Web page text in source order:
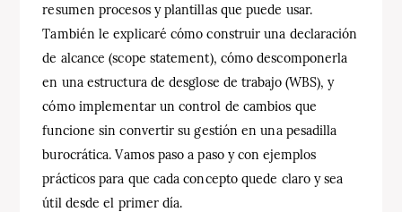
resumen procesos y plantillas que puede usar.
También le explicaré cómo construir una declaración
de alcance (scope statement), cómo descomponerla
en una estructura de desglose de trabajo (WBS), y
cómo implementar un control de cambios que
funcione sin convertir su gestión en una pesadilla
burocrática. Vamos paso a paso y con ejemplos
prácticos para que cada concepto quede claro y sea
útil desde el primer día.